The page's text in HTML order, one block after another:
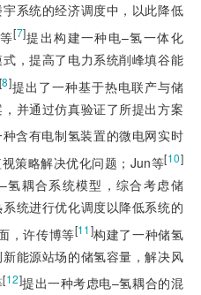
系统的经济调度中，以此降低
[7]提出构建一种电–氢一体化
，提高了电力系统削峰填谷能
[8]提出了一种基于热电联产与储
并通过仿真验证了所提出方案
含有电制氢装置的微电网实时
策略解决优化问题；Jun等[10]
氢耦合系统模型，综合考虑储
统进行优化调度以降低系统的
，许传博等[11]构建了一种储氢
能源站场的储氢容量，解决风
[12]提出一种考虑电–氢耦合的混